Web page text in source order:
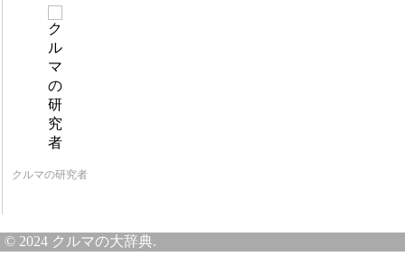
クルマの研究者
© 2024 クルマの大辞典.